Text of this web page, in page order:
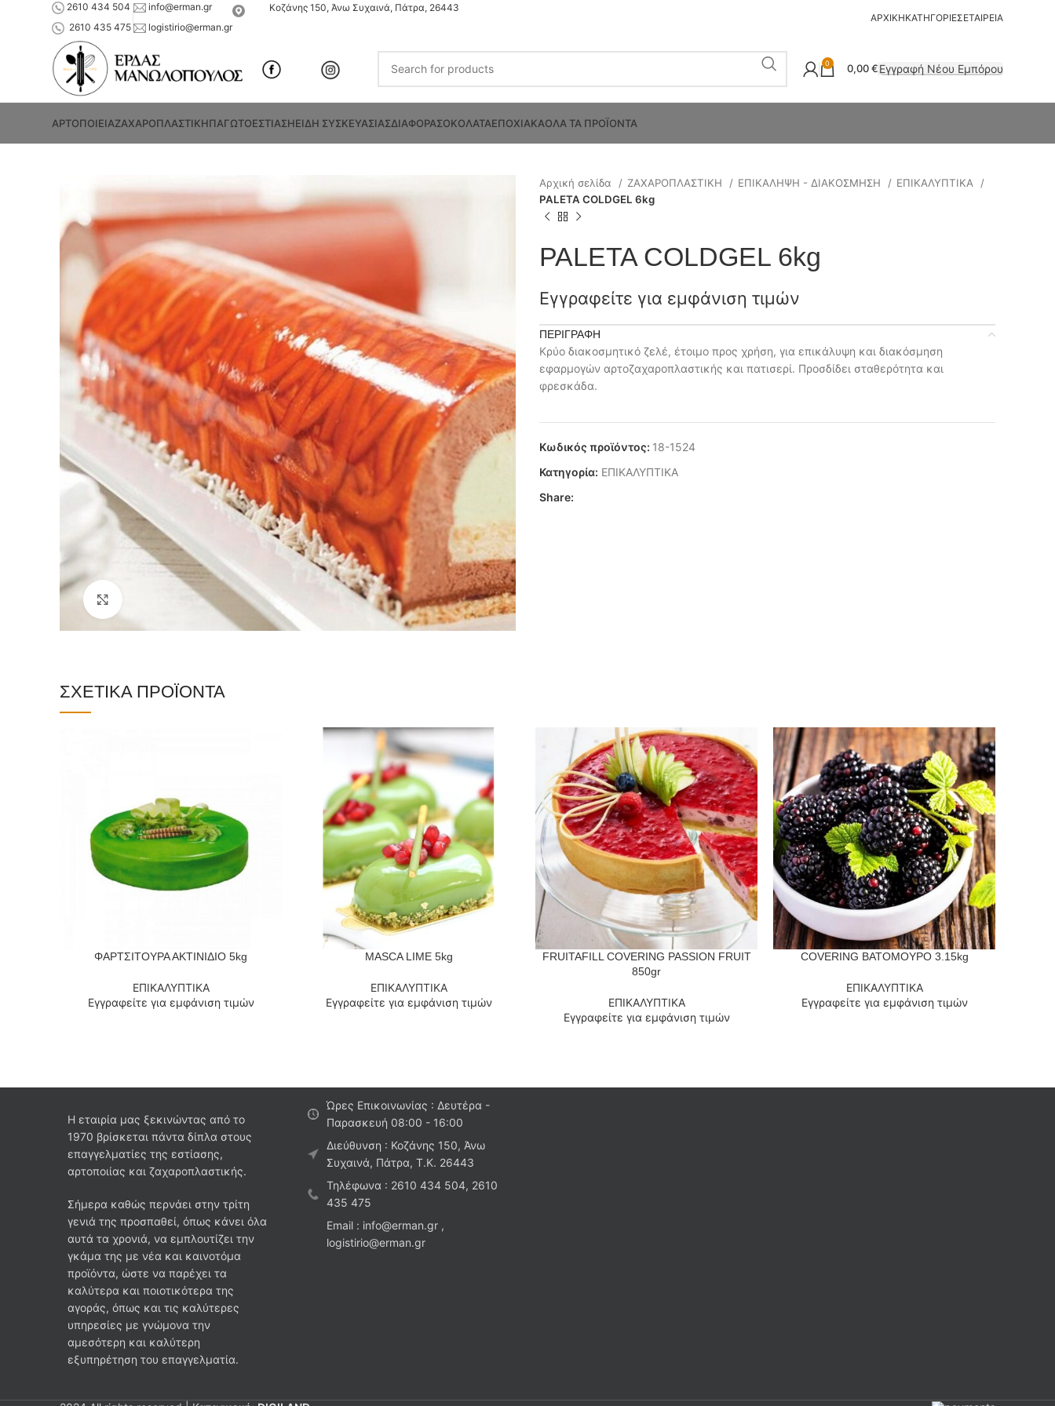
2610 434 504
2610 435 475
info@erman.gr
logistirio@erman.gr
Κοζάνης 150, Άνω Συχαινά, Πάτρα, 26443
ΑΡΧΙΚΗΚΑΤΗΓΟΡΙΕΣΕΤΑΙΡΕΙΑ
0 0,00€Εγγραφή Νέου Εμπόρου
ΑΡΤΟΠΟΙΕΙΑΖΑΧΑΡΟΠΛΑΣΤΙΚΗΠΑΓΩΤΟΕΣΤΙΑΣΗΕΙΔΗ ΣΥΣΚΕΥΑΣΙΑΣΔΙΑΦΟΡΑΣΟΚΟΛΑΤΑΕΠΟΧΙΑΚΑΟΛΑ ΤΑ ΠΡΟΪΟΝΤΑ
Click to enlarge
Αρχική σελίδα ΖΑΧΑΡΟΠΛΑΣΤΙΚΗ ΕΠΙΚΑΛΗΨΗ - ΔΙΑΚΟΣΜΗΣΗ
ΕΠΙΚΑΛΥΠΤΙΚΑ
PALETA COLDGEL 6kg
PALETA COLDGEL 6kg
Εγγραφείτε για εμφάνιση τιμών
ΠΕΡΙΓΡΑΦΉ
Κρύο διακοσμητικό ζελέ, έτοιμο προς χρήση, για επικάλυψη και διακόσμηση
εφαρμογών αρτοζαχαροπλαστικής και πατισερί. Προσδίδει σταθερότητα και
φρεσκάδα.
Κωδικός προϊόντος: 18-1524
Κατηγορία: ΕΠΙΚΑΛΥΠΤΙΚΑ
Share:
ΣΧΕΤΙΚΆ ΠΡΟΪΌΝΤΑ
ΔΙΑΒΆΣΤΕ ΠΕΡΙΣΣΌΤΕΡΑ
ΦΑΡΤΣΙΤΟΥΡΑ ΑΚΤΙΝΙΔΙΟ 5kg
ΕΠΙΚΑΛΥΠΤΙΚΑ
Εγγραφείτε για εμφάνιση τιμών
ΔΙΑΒΆΣΤΕ ΠΕΡΙΣΣΌΤΕΡΑ
MASCA LIME 5kg
ΕΠΙΚΑΛΥΠΤΙΚΑ
Εγγραφείτε για εμφάνιση τιμών
ΔΙΑΒΆΣΤΕ ΠΕΡΙΣΣΌΤΕΡΑ
FRUITAFILL COVERING PASSION FRUIT
850gr
ΕΠΙΚΑΛΥΠΤΙΚΑ
Εγγραφείτε για εμφάνιση τιμών
ΔΙΑΒΆΣΤΕ ΠΕΡΙΣΣΌΤΕΡΑ
COVERING ΒΑΤΟΜΟΥΡΟ 3.15kg
ΕΠΙΚΑΛΥΠΤΙΚΑ
Εγγραφείτε για εμφάνιση τιμών
Η εταιρία μας ξεκινώντας από το
1970 βρίσκεται πάντα δίπλα στους
επαγγελματίες της εστίασης,
αρτοποιίας και ζαχαροπλαστικής.
Σήμερα καθώς περνάει στην τρίτη
γενιά της προσπαθεί, όπως κάνει όλα
αυτά τα χρονιά, να εμπλουτίζει την
γκάμα της με νέα και καινοτόμα
προϊόντα, ώστε να παρέχει τα
καλύτερα και ποιοτικότερα της
αγοράς, όπως και τις καλύτερες
υπηρεσίες με γνώμονα την
αμεσότερη και καλύτερη
εξυπηρέτηση του επαγγελματία.
Ώρες Επικοινωνίας : Δευτέρα -
Παρασκευή 08:00 - 16:00
Διεύθυνση : Κοζάνης 150, Άνω
Συχαινά, Πάτρα, Τ.Κ. 26443
Τηλέφωνα : 2610 434 504, 2610
435 475
Email : info@erman.gr ,
logistirio@erman.gr